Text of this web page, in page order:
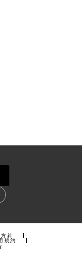
針
規約